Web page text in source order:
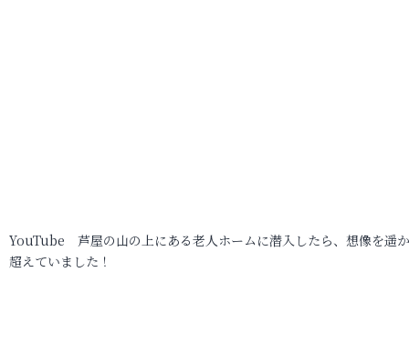
YouTube 芦屋の山の上にある老人ホームに潜入したら、想像を遥
超えていました！